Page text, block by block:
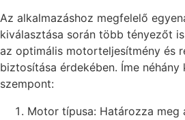
Az alkalmazáshoz megfelelő
kiválasztása során több tényezőt
az optimális motorteljesítmény és
biztosítása érdekében. Íme néhány
szempont:
Motor típusa: Határozza meg